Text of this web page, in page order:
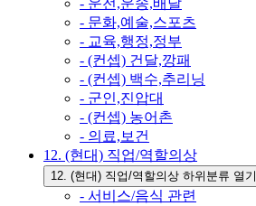
- 운전,운송,배달
- 문화,예술,스포츠
- 교육,행정,정부
- (컨셉) 건달,깡패
- (컨셉) 백수,추리닝
- 군인,진압대
- (컨셉) 농어촌
- 의료,보건
12. (현대) 직업/역할의상
12. (현대) 직업/역할의상 하위분류 열기
- 서비스/음식 관련